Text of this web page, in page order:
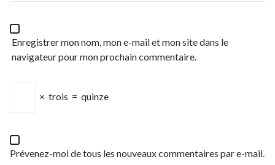
Enregistrer mon nom, mon e-mail et mon site dans le
navigateur pour mon prochain commentaire.
× trois = quinze
Prévenez-moi de tous les nouveaux commentaires par e-mail.